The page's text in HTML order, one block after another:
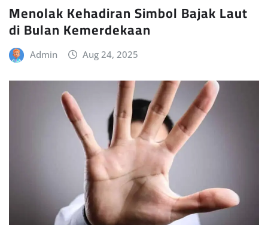
Menolak Kehadiran Simbol Bajak Laut
di Bulan Kemerdekaan
Admin Aug 24, 2025